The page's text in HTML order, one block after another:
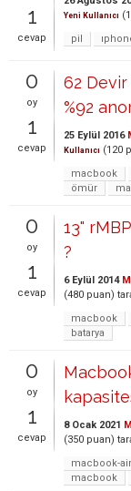
1
cevap
Yeni Kullanıcı (
pil
0
oy
1
cevap
62
%92
25 Eylül 2016
Kullanıcı (120
macbook
ömür
0
oy
1
cevap
13"
?
6 Eylül 2014
(480 puan)
macbook
batarya
0
oy
1
cevap
8 Ocak 2021
(350 puan)
macbook-air
macbook